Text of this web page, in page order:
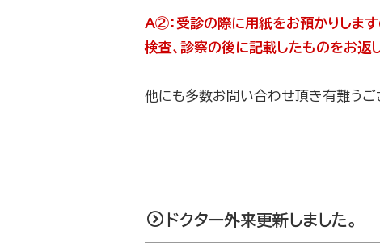
A②： 受診の際に用紙をお預かりしま
検査、診察の後に記載したものをお返し
他にも多数お問い合わせ頂き有難う
ドクター外来更新しました。